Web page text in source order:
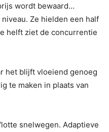
wordt bewaard…
Ze hielden een half
helft ziet de concurrentie
het blijft vloeiend genoeg
te maken in plaats van
snelwegen. Adaptieve